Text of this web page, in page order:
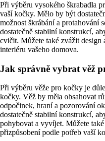
Při výběru vysokého škrabadla
vaší kočky. Mělo by být
možnost škrábání a protahování
dostatečně stabilní konstrukcí,
cvičit. Můžete také zvážit design
interiéru vašeho domova.
Jak správně vybrat věž
Při výběru věže pro kočky je
kočky. Věž by měla obsahovat
odpočinek, hraní a pozorování
dostatečně stabilní konstrukcí,
pohybovat a vyvíjet. Můžete
přizpůsobení podle potřeb vaší